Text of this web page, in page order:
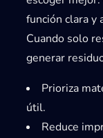
función clara y
Cuando solo
generar
Prioriza
útil.
Reduce